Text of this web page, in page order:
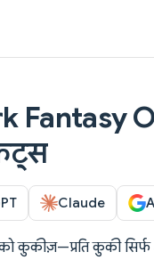
Fantasy
Claude
कुकीज़—प्रति कुकी सिर्फ